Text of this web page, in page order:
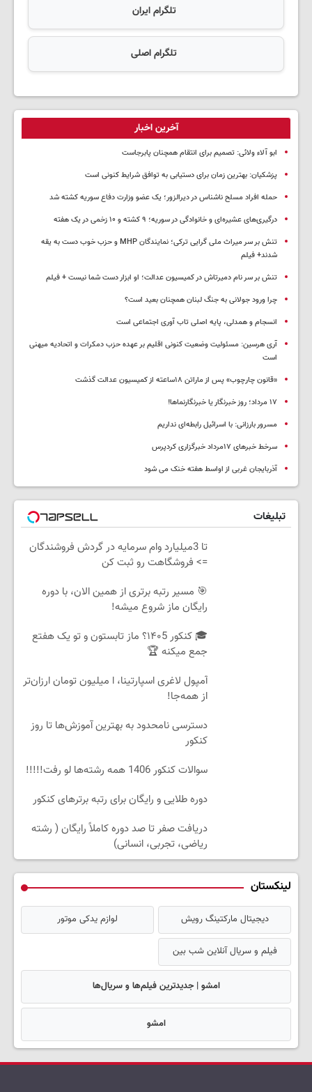
تلگرام ایران
تلگرام اصلی
آخرین اخبار
ابو آلاء ولائی: تصمیم برای انتقام همچنان پابرجاست
پزشکیان‌: بهترین زمان برای دستیابی به توافق شرایط کنونی است
حمله افراد مسلح ناشناس در دیرالزور؛ یک عضو وزارت دفاع سوریه کشته شد
درگیری‌های عشیره‌ای و خانوادگی در سوریه؛ ۹ کشته و ۱۰ زخمی در یک هفته
تنش بر سر میراث ملی گرایی ترکی؛ نمایندگان MHP و حزب خوب دست به یقه
شدند+ فیلم
تنش بر سر نام دمیرتاش در کمیسیون عدالت؛ او ابزار دست شما نیست + فیلم
چرا ورود جولانی به جنگ لبنان همچنان بعید است؟
انسجام و همدلی، پایه اصلی تاب آوری اجتماعی است
آری هرسین: مسئولیت وضعیت کنونی اقلیم بر عهده حزب دمکرات و اتحادیه میهنی
است
«قانون چارچوب» پس از ماراتن ۱۸ساعته از کمیسیون عدالت گذشت
١٧ مرداد؛ روز خبرنگار یا خبرنگارنماها!
مسرور بارزانی: با اسرائیل رابطه‌ای نداریم
سرخط خبرهای ۱۷مرداد خبرگزاری کردپرس
آذربایجان غربی از اواسط هفته خنک می شود
تبلیغات
تا 3میلیارد وام سرمایه در گردش فروشندگان
=> فروشگاهت رو ثبت کن
🎯 مسیر رتبه برتری از همین الان، با دوره
رایگان ماز شروع میشه!
🎓 کنکور ۱۴۰5؟ ماز تابستون و تو یک هفتع
جمع میکنه 🏆
آمپول لاغری اسپارتینا، ا میلیون تومان ارزان‌تر
از همه‌جا!
دسترسی نامحدود به بهترین آموزش‌ها تا روز
کنکور
سوالات کنکور 1406 همه رشته‌ها لو رفت!!!!!
دوره طلایی و رایگان برای رتبه برترهای کنکور
دریافت صفر تا صد دوره کاملاً رایگان ( رشته
ریاضی، تجربی، انسانی)
لینکستان
دیجیتال مارکتینگ رویش لوازم یدکی موتور
فیلم و سریال آنلاین شب بین
امشو | جدیدترین فیلم‌ها و سریال‌ها
امشو